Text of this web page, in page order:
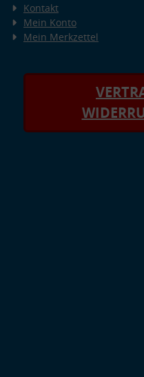
Kontakt
Mein Konto
Mein Merkzettel